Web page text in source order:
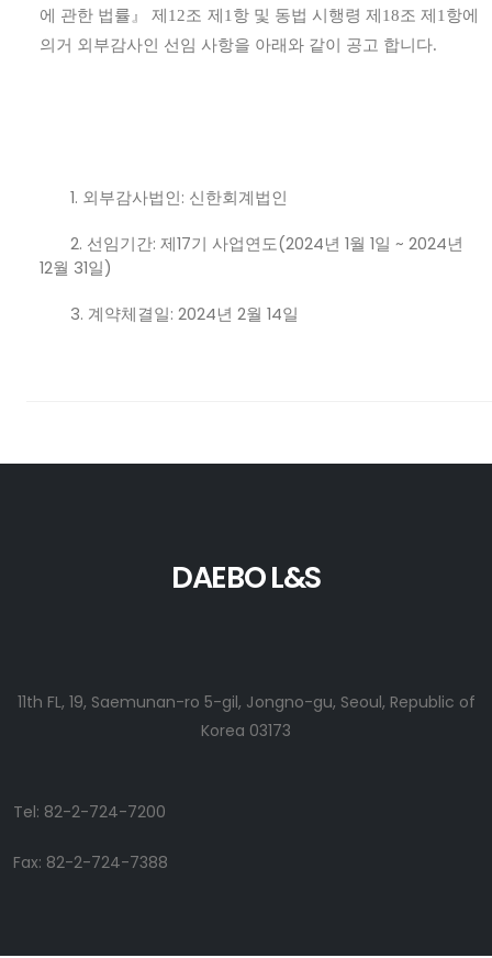
에 관한 법률 』 제12조 제1 항 및 동법 시행령 제18조 제1 항에
의거 외부감사인 선임 사항을 아래와 같이 공고 합니다.
1. 외부감사법인: 신한회계법인
2. 선임기간: 제17기 사업연도(2024년 1월 1일 ~ 2024년
12월 31일)
3. 계약체결일: 2024년 2월 14일
DAEBO L&S
11th FL, 19, Saemunan-ro 5-gil, Jongno-gu, Seoul, Republic of
Korea 03173
Tel: 82-2-724-7200
Fax: 82-2-724-7388